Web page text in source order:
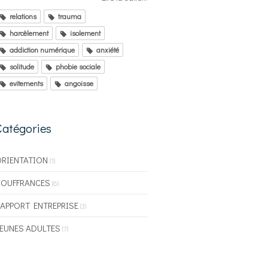
relations
trauma
harcèlement
isolement
addiction numérique
anxiété
solitude
phobie sociale
evitements
angoisse
(1)
(6)
ENTREPRISE(3)
ADULTES (7)